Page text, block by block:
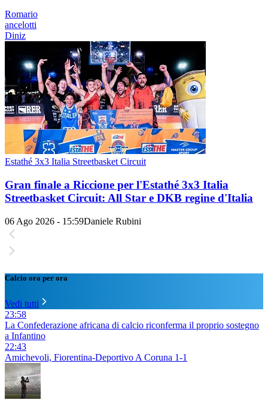
Romario
ancelotti
Diniz
Estathé 3x3 Italia Streetbasket Circuit
Gran finale a Riccione per l'Estathé 3x3 Italia
Streetbasket Circuit: All Star e DKB regine d'Italia
06 Ago 2026 - 15:59Daniele Rubini
Calcio ora per ora
Vedi tutti
23:58
La Confederazione africana di calcio riconferma il proprio sostegno
a Infantino
22:43
Amichevoli, Fiorentina-Deportivo A Coruna 1-1